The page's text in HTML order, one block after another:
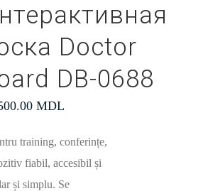
Doctor
DB-0688
MDL
training, conferințe,
fiabil, accesibil și
și simplu. Se